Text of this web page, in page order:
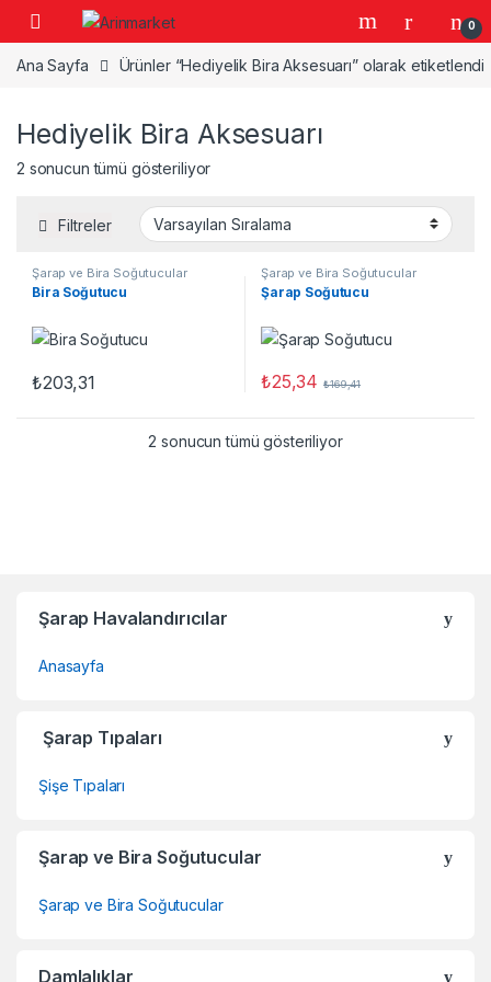
Gezinme geç
İçeriğe geç
0
Ana Sayfa Ürünler “Hediyelik Bira Aksesuarı” olarak etiketlendi
Hediyelik Bira Aksesuarı
2 sonucun tümü gösteriliyor
Filtreler
Şarap ve Bira Soğutucular
Bira Soğutucu
₺203,31
Şarap ve Bira Soğutucular
Şarap Soğutucu
₺25,34 ₺169,41
2 sonucun tümü gösteriliyor
Şarap Havalandırıcılar
Anasayfa
Şarap Tıpaları
Şişe Tıpaları
Şarap ve Bira Soğutucular
Şarap ve Bira Soğutucular
Damlalıklar